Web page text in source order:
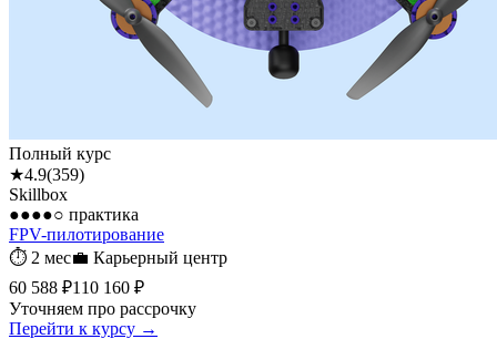
Полный курс
★4.9(359)
Skillbox
●●●●○ практика
FPV-пилотирование
⏱ 2 мес💼 Карьерный центр
60 588 ₽110 160 ₽
Уточняем про рассрочку
Перейти к курсу →